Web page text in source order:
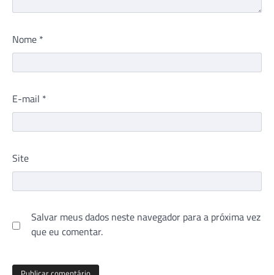
Nome *
E-mail *
Site
Salvar meus dados neste navegador para a próxima vez
que eu comentar.